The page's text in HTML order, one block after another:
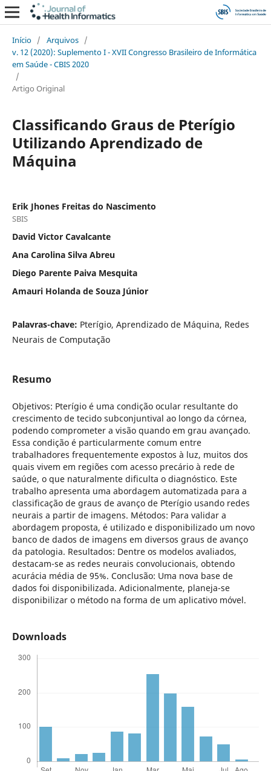
Início / Arquivos /
v. 12 (2020): Suplemento I - XVII Congresso Brasileiro de Informática
em Saúde - CBIS 2020
/
Artigo Original
Classificando Graus de Pterígio
Utilizando Aprendizado de
Máquina
Erik Jhones Freitas do Nascimento
SBIS
David Victor Cavalcante
Ana Carolina Silva Abreu
Diego Parente Paiva Mesquita
Amauri Holanda de Souza Júnior
Palavras-chave: Pterígio, Aprendizado de Máquina, Redes
Neurais de Computação
Resumo
Objetivos: Pterígio é uma condição ocular resultante do
crescimento de tecido subconjuntival ao longo da córnea,
podendo comprometer a visão quando em grau avançado.
Essa condição é particularmente comum entre
trabalhadores frequentemente expostos à luz, muitos dos
quais vivem em regiões com acesso precário à rede de
saúde, o que naturalmente dificulta o diagnóstico. Este
trabalho apresenta uma abordagem automatizada para a
classificação de graus de avanço de Pterígio usando redes
neurais a partir de imagens. Métodos: Para validar a
abordagem proposta, é utilizado e disponibilizado um novo
banco de dados de imagens em diversos graus de avanço
da patologia. Resultados: Dentre os modelos avaliados,
destacam-se as redes neurais convolucionais, obtendo
acurácia média de 95%. Conclusão: Uma nova base de
dados foi disponibilizada. Adicionalmente, planeja-se
disponibilizar o método na forma de um aplicativo móvel.
Downloads